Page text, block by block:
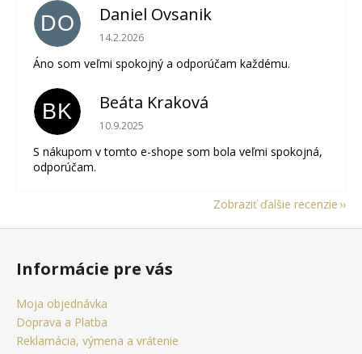
DO Daniel Ovsanik
Hodnotenie obchodu je 5 z 5 hviezdičiek.
14.2.2026
Áno som veľmi spokojný a odporúčam každému.
BK Beáta Kraková
Hodnotenie obchodu je 5 z 5 hviezdičiek.
10.9.2025
S nákupom v tomto e-shope som bola veľmi spokojná,
odporúčam.
Zobraziť ďalšie recenzie
Informácie pre vás
Moja objednávka
Doprava a Platba
Reklamácia, výmena a vrátenie